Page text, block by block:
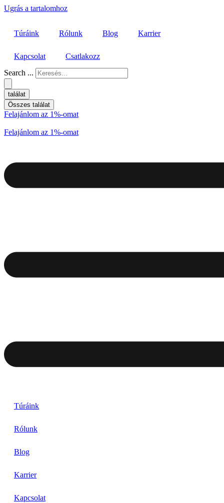
Ugrás a tartalomhoz
Túráink Rólunk Blog Karrier
Kapcsolat
Csatlakozz
Search ...
találat
Összes találat
Felajánlom az 1%-omat
Felajánlom az 1%-omat
Túráink
Rólunk
Blog
Karrier
Kapcsolat